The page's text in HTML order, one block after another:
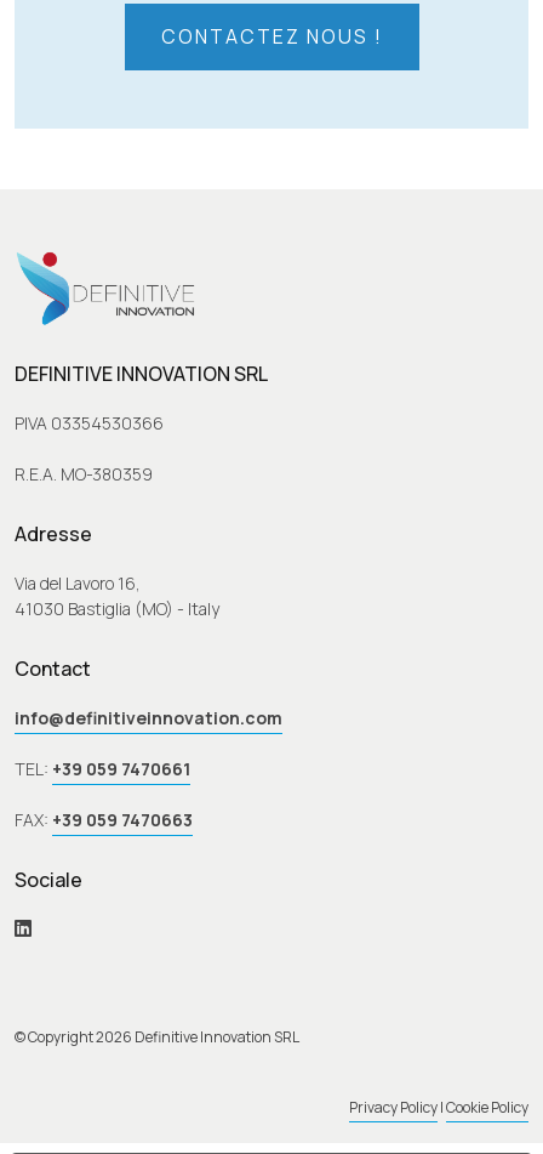
CONTACTEZ NOUS !
DEFINITIVE INNOVATION SRL
PIVA 03354530366
R.E.A. MO-380359
Adresse
Via del Lavoro 16,
41030 Bastiglia (MO) - Italy
Contact
info@definitiveinnovation.com
TEL: +39 059 7470661
FAX: +39 059 7470663
Sociale
© Copyright 2026 Definitive Innovation SRL
Privacy Policy|Cookie Policy